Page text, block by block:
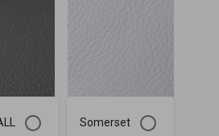
Somerset